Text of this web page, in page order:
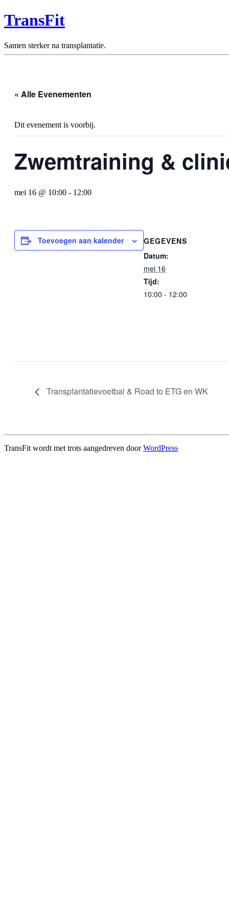
TransFit
Samen sterker na transplantatie.
« Alle Evenementen
Dit evenement is voorbij.
Zwemtraining &
mei 16 @ 10:00 - 12:00
Toevoegen aan kalender
GEGEVENS
Datum:
mei 16
Tijd:
10:00 - 12:00
Transplantatievoetbal & Road to ETG en WK
TransFit wordt met trots aangedreven doorWordPress